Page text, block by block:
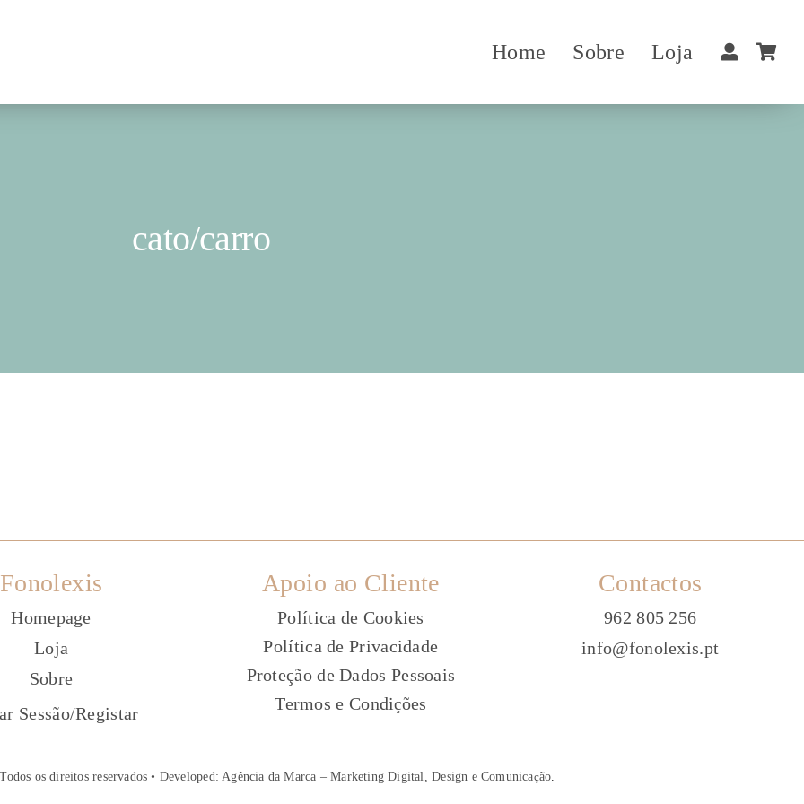
Home Sobre Loja
cato/carro
Fonolexis
Homepage
Loja
Sobre
Sessão/Registar
Apoio ao Cliente
Política de Cookies
Política de Privacidade
Proteção de Dados Pessoais
Termos e Condições
Contactos
962 805 256
info@fonolexis.pt
os direitos reservados • Developed:Agência da Marca – Marketing Digital, Design e Comunicação.